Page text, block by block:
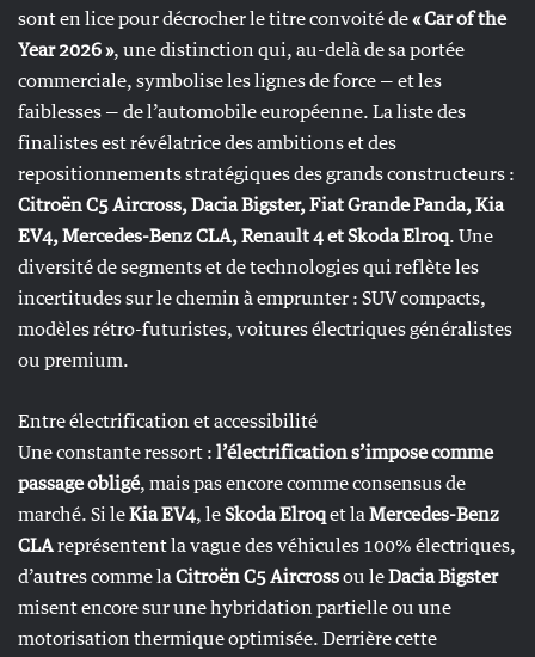
sont en lice pour décrocher le titre convoité de« Car of the
Year 2026 », une distinction qui, au-delà de sa portée
commerciale, symbolise les lignes de force — et les
faiblesses — de l’automobile européenne. La liste des
finalistes est révélatrice des ambitions et des
repositionnements stratégiques des grands constructeurs :
Citroën C5 Aircross, Dacia Bigster, Fiat Grande Panda, Kia
EV4, Mercedes-Benz CLA, Renault 4 et Skoda Elroq. Une
diversité de segments et de technologies qui reflète les
incertitudes sur le chemin à emprunter : SUV compacts,
modèles rétro-futuristes, voitures électriques généralistes
ou premium.
Entre électrification et accessibilité
Une constante ressort : l’électrification s’impose comme
passage obligé, mais pas encore comme consensus de
marché. Si leKia EV4, leSkoda Elroqet la Mercedes-Benz
CLAreprésentent la vague des véhicules 100% électriques,
d’autres comme la Citroën C5 Aircrossou leDacia Bigster
misent encore sur une hybridation partielle ou une
motorisation thermique optimisée. Derrière cette